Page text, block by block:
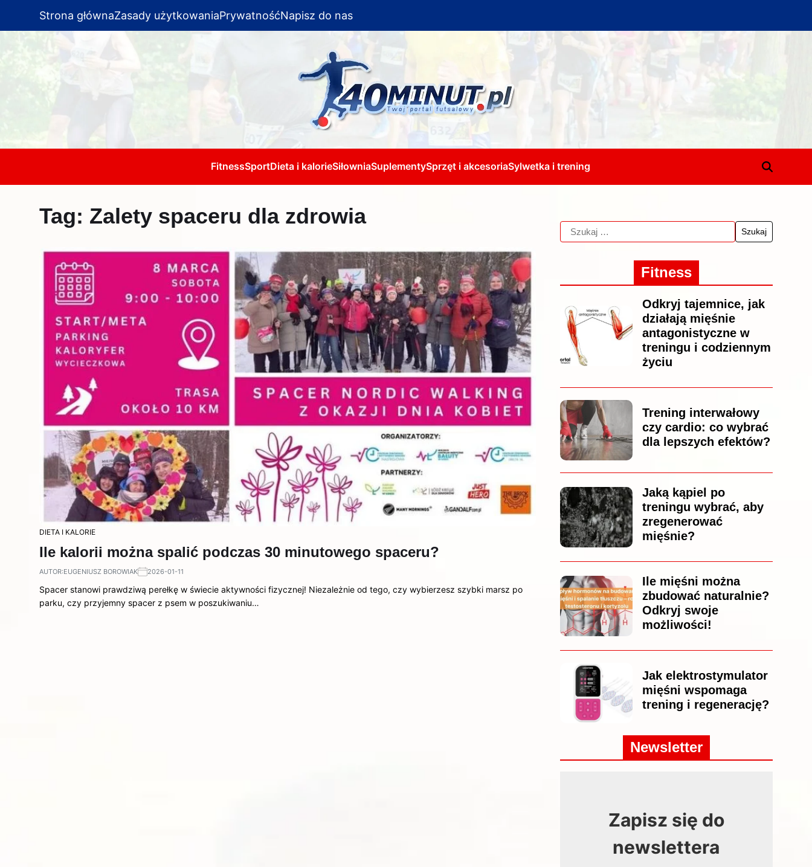
Strona głównaZasady użytkowaniaPrywatnośćNapisz do nas
FitnessSportDieta i kalorieSiłowniaSuplementySprzęt i akcesoriaSylwetka i trening
Tag: Zalety spaceru dla zdrowia
DIETA I KALORIE
Ile kalorii można spalić podczas 30 minutowego spaceru?
AUTOR:EUGENIUSZ BOROWIAK 2026-01-11
Spacer stanowi prawdziwą perełkę w świecie aktywności fizycznej! Niezależnie od tego, czy wybierzesz szybki marsz po
parku, czy przyjemny spacer z psem w poszukiwaniu…
Fitness
Odkryj tajemnice, jak
działają mięśnie
antagonistyczne w
treningu i codziennym
życiu
Trening interwałowy
czy cardio: co wybrać
dla lepszych efektów?
Jaką kąpiel po
treningu wybrać, aby
zregenerować
mięśnie?
Ile mięśni można
zbudować naturalnie?
Odkryj swoje
możliwości!
Jak elektrostymulator
mięśni wspomaga
trening i regenerację?
Newsletter
Zapisz się do
newslettera